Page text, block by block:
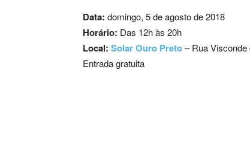
Data: domingo, 5 de agosto de 2018
Horário: Das 12h às 20h
Local: Solar Ouro Preto– Rua Visconde
Entrada gratuita